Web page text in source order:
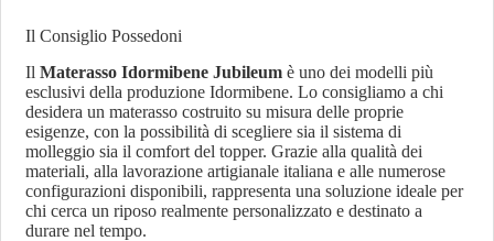
Il Consiglio Possedoni
IlMaterasso Idormibene Jubileum è uno dei modelli più
esclusivi della produzione Idormibene. Lo consigliamo a chi
desidera un materasso costruito su misura delle proprie
esigenze, con la possibilità di scegliere sia il sistema di
molleggio sia il comfort del topper. Grazie alla qualità dei
materiali, alla lavorazione artigianale italiana e alle numerose
configurazioni disponibili, rappresenta una soluzione ideale per
chi cerca un riposo realmente personalizzato e destinato a
durare nel tempo.